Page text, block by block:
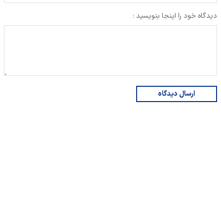
دیدگاه خود را اینجا بنویسید :
ارسال دیدگاه